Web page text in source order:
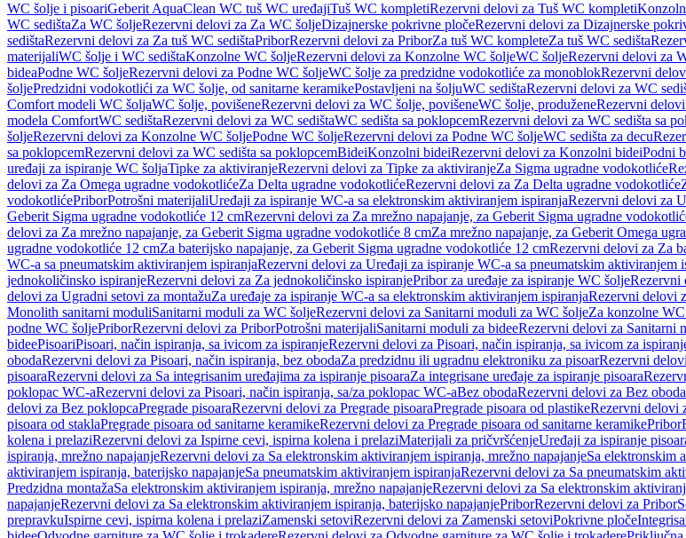
WC šolje i pisoariGeberit AquaClean WC tuš WC uređajiTuš WC kompletiRezervni delovi za Tuš WC kompleti
WC sedištaZa WC šoljeRezervni delovi za Za WC šoljeDizajnerske pokrivne pločeRezervni delovi za Dizajnerske
sedištaRezervni delovi za Za tuš WC sedištaPriborRezervni delovi za PriborZa tuš WC kompleteZa tuš WC sedišta
materijaliWC šolje i WC sedištaKonzolne WC šoljeRezervni delovi za Konzolne WC šoljeWC šoljeRezervni delovi za
bideaPodne WC šoljeRezervni delovi za Podne WC šoljeWC šolje za predzidne vodokotliće za monoblokRezervni
šoljePredzidni vodokotlići za WC šolje, od sanitarne keramikePostavljeni na šoljuWC sedištaRezervni delovi za WC
Comfort modeli WC šoljaWC šolje, povišeneRezervni delovi za WC šolje, povišeneWC šolje, produženeRezervni
modela ComfortWC sedištaRezervni delovi za WC sedištaWC sedišta sa poklopcemRezervni delovi za WC sedišta sa
šoljeRezervni delovi za Konzolne WC šoljePodne WC šoljeRezervni delovi za Podne WC šoljeWC sedišta za decu
sa poklopcemRezervni delovi za WC sedišta sa poklopcemBideiKonzolni bideiRezervni delovi za Konzolni bideiPodni
uređaji za ispiranje WC šoljaTipke za aktiviranjeRezervni delovi za Tipke za aktiviranjeZa Sigma ugradne vodokotliće
delovi za Za Omega ugradne vodokotlićeZa Delta ugradne vodokotlićeRezervni delovi za Za Delta ugradne vodokotliće
vodokotlićePriborPotrošni materijaliUređaji za ispiranje WC-a sa elektronskim aktiviranjem ispiranjaRezervni delovi za
Geberit Sigma ugradne vodokotliće 12 cmRezervni delovi za Za mrežno napajanje, za Geberit Sigma ugradne
delovi za Za mrežno napajanje, za Geberit Sigma ugradne vodokotliće 8 cmZa mrežno napajanje, za Geberit Omega
ugradne vodokotliće 12 cmZa baterijsko napajanje, za Geberit Sigma ugradne vodokotliće 12 cmRezervni delovi za Za
WC-a sa pneumatskim aktiviranjem ispiranjaRezervni delovi za Uređaji za ispiranje WC-a sa pneumatskim aktiviranjem
jednokoličinsko ispiranjeRezervni delovi za Za jednokoličinsko ispiranjePribor za uređaje za ispiranje WC šoljeRezervni
delovi za Ugradni setovi za montažuZa uređaje za ispiranje WC-a sa elektronskim aktiviranjem ispiranjaRezervni delovi
Monolith sanitarni moduliSanitarni moduli za WC šoljeRezervni delovi za Sanitarni moduli za WC šoljeZa konzolne
podne WC šoljePriborRezervni delovi za PriborPotrošni materijaliSanitarni moduli za bideeRezervni delovi za Sanitarni
bideePisoariPisoari, način ispiranja, sa ivicom za ispiranjeRezervni delovi za Pisoari, način ispiranja, sa ivicom za
obodaRezervni delovi za Pisoari, način ispiranja, bez obodaZa predzidnu ili ugradnu elektroniku za pisoarRezervni
pisoaraRezervni delovi za Sa integrisanim uređajima za ispiranje pisoaraZa integrisane uređaje za ispiranje pisoara
poklopac WC-aRezervni delovi za Pisoari, način ispiranja, sa/za poklopac WC-aBez obodaRezervni delovi za Bez oboda
delovi za Bez poklopcaPregrade pisoaraRezervni delovi za Pregrade pisoaraPregrade pisoara od plastikeRezervni delovi
pisoara od staklaPregrade pisoara od sanitarne keramikeRezervni delovi za Pregrade pisoara od sanitarne keramikePribor
kolena i prelaziRezervni delovi za Ispirne cevi, ispirna kolena i prelaziMaterijali za pričvršćenjeUređaji za ispiranje
ispiranja, mrežno napajanjeRezervni delovi za Sa elektronskim aktiviranjem ispiranja, mrežno napajanjeSa elektronskim
aktiviranjem ispiranja, baterijsko napajanjeSa pneumatskim aktiviranjem ispiranjaRezervni delovi za Sa pneumatskim
Predzidna montažaSa elektronskim aktiviranjem ispiranja, mrežno napajanjeRezervni delovi za Sa elektronskim
napajanjeRezervni delovi za Sa elektronskim aktiviranjem ispiranja, baterijsko napajanjePriborRezervni delovi za Pribor
prepravkuIspirne cevi, ispirna kolena i prelaziZamenski setoviRezervni delovi za Zamenski setoviPokrivne ploče